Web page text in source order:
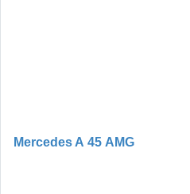
Mercedes A 45 AMG